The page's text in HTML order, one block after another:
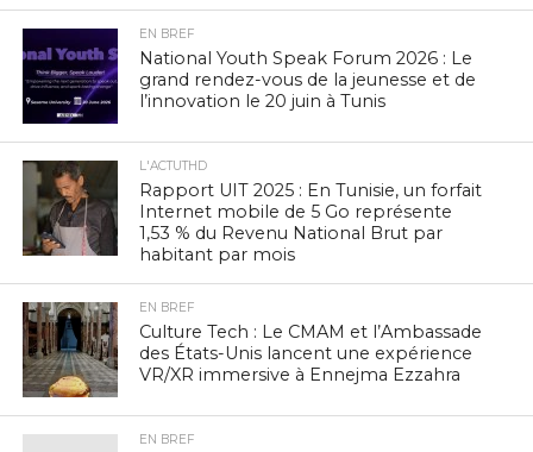
EN BREF
National Youth Speak Forum 2026 : Le
grand rendez-vous de la jeunesse et de
l’innovation le 20 juin à Tunis
L'ACTUTHD
Rapport UIT 2025 : En Tunisie, un forfait
Internet mobile de 5 Go représente
1,53 % du Revenu National Brut par
habitant par mois
EN BREF
Culture Tech : Le CMAM et l’Ambassade
des États-Unis lancent une expérience
VR/XR immersive à Ennejma Ezzahra
EN BREF